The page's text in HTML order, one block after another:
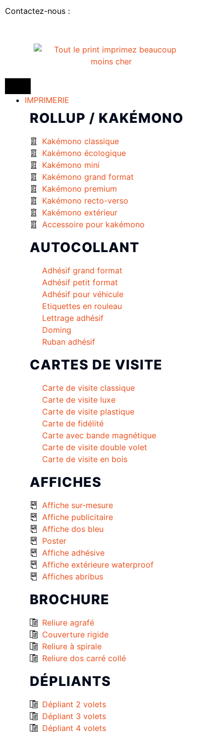
Contactez-nous :
IMPRIMERIE
ROLLUP / KAKÉMONO
Kakémono classique
Kakémono écologique
Kakémono mini
Kakémono grand format
Kakémono premium
Kakémono recto-verso
Kakémono extérieur
Accessoire pour kakémono
AUTOCOLLANT
Adhésif grand format
Adhésif petit format
Adhésif pour véhicule
Etiquettes en rouleau
Lettrage adhésif
Doming
Ruban adhésif
CARTES DE VISITE
Carte de visite classique
Carte de visite luxe
Carte de visite plastique
Carte de fidélité
Carte avec bande magnétique
Carte de visite double volet
Carte de visite en bois
AFFICHES
Affiche sur-mesure
Affiche publicitaire
Affiche dos bleu
Poster
Affiche adhésive
Affiche extérieure waterproof
Affiches abribus
BROCHURE
Reliure agrafé
Couverture rigide
Reliure à spirale
Reliure dos carré collé
DÉPLIANTS
Dépliant 2 volets
Dépliant 3 volets
Dépliant 4 volets